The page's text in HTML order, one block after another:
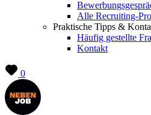
Alle Recruiting-
Praktische Tipps &
Häufig gestellte
Kontakt
0